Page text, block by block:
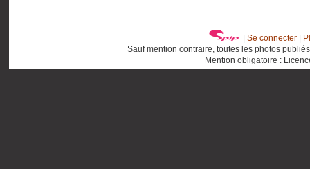
Se connecter|
Sauf mention contraire, toutes les photos
Mention obligatoire :